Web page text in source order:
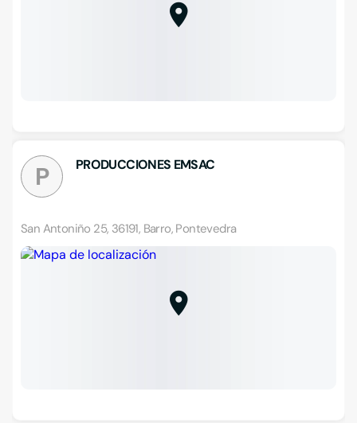
P PRODUCCIONES EMSAC
San Antoniño 25, 36191, Barro, Pontevedra